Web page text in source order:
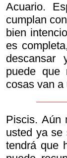
Acuario.
cumplan
bien
es
descansar
puede que
cosas van a
Piscis. Aún
usted ya se
tendrá que